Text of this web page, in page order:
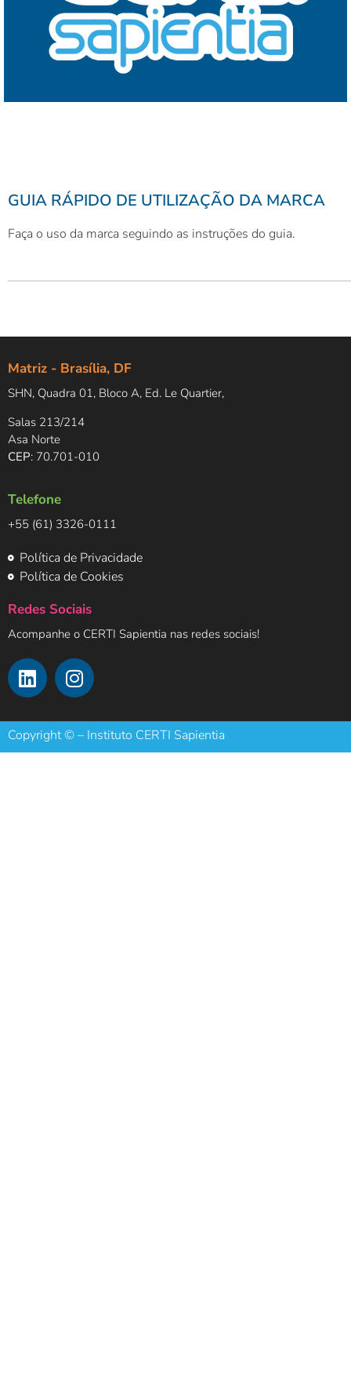
GUIA RÁPIDO DE UTILIZAÇÃO DA MARCA
Faça o uso da marca seguindo as instruções do guia.
Matriz - Brasília, DF
SHN, Quadra 01, Bloco A, Ed. Le Quartier,
Salas 213/214
Asa Norte
CEP: 70.701-010
Telefone
+55 (61) 3326-0111
Política de Privacidade
Política de Cookies
Redes Sociais
Acompanhe o CERTI Sapientia nas redes sociais!
Copyright © – Instituto CERTI Sapientia